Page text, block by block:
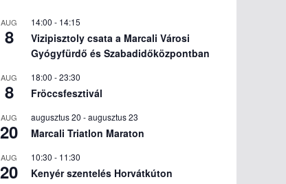
AUG
8
14:00 - 14:15
Vizipisztoly csata a Marcali Városi
Gyógyfürdő és Szabadidőközpontban
AUG
8
18:00 -23:30
Fröccsfesztivál
AUG
20
augusztus 20 -augusztus 23
Marcali Triatlon Maraton
AUG
20
10:30 - 11:30
Kenyér szentelés Horvátkúton